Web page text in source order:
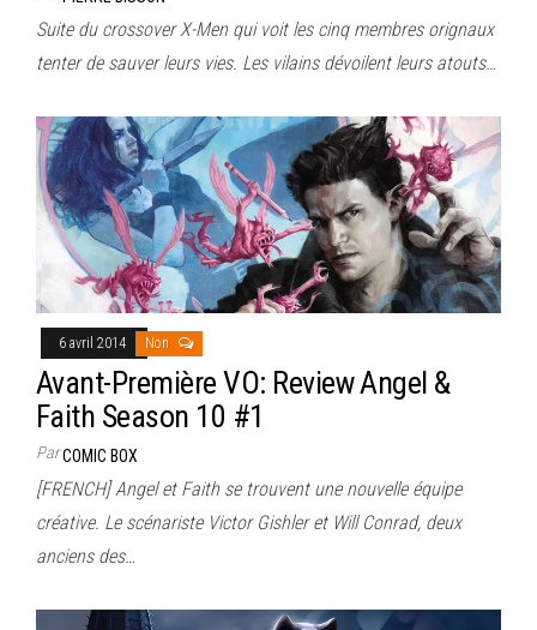
Suite du crossover X-Men qui voit les cinq membres orignaux
tenter de sauver leurs vies. Les vilains dévoilent leurs atouts…
6 avril 2014 Non
Avant-Première VO: Review Angel &
Faith Season 10 #1
ParCOMIC BOX
[FRENCH] Angel et Faith se trouvent une nouvelle équipe
créative. Le scénariste Victor Gishler et Will Conrad, deux
anciens des…